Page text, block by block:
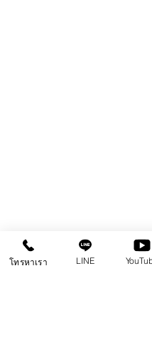
ปาด ปาดไปก่อน แห้งแล้วเดี๋ยวอ่อนเอง
โทรหาเรา LINE